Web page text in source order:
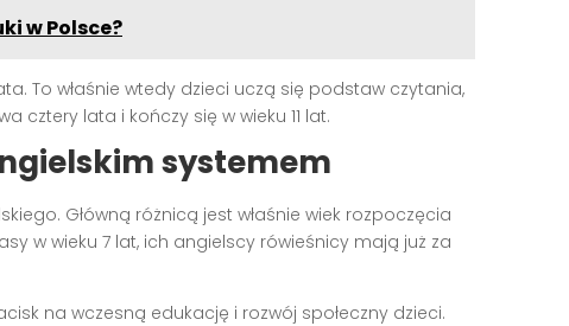
w Polsce?
To właśnie wtedy dzieci uczą się podstaw czytania,
cztery lata i kończy się w wieku 11 lat.
systemem
Główną różnicą jest właśnie wiek rozpoczęcia
w wieku 7 lat, ich angielscy rówieśnicy mają już za
na wczesną edukację i rozwój społeczny dzieci.